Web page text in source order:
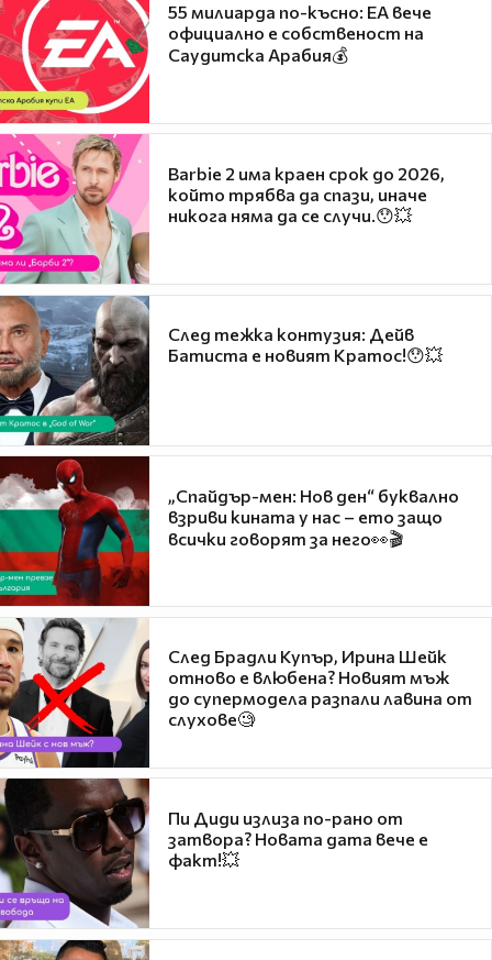
55 милиарда по-късно: EA вече
официално е собственост на
Саудитска Арабия💰
Barbie 2 има краен срок до 2026,
който трябва да спази, иначе
никога няма да се случи.😯💥
След тежка контузия: Дейв
Батиста е новият Кратос!😯💥
„Спайдър-мен: Нов ден“ буквално
взриви кината у нас – ето защо
всички говорят за него👀🎬
След Брадли Купър, Ирина Шейк
отново е влюбена? Новият мъж
до супермодела разпали лавина от
слухове🧐
Пи Диди излиза по-рано от
затвора? Новата дата вече е
факт!💥